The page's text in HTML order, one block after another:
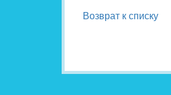
Возврат к списку